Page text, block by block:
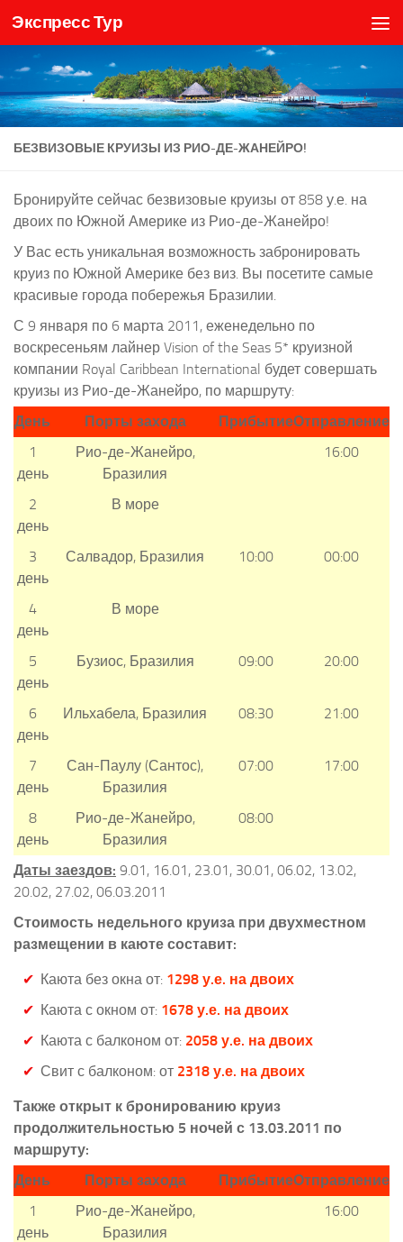
Skip to content
Экспресс Тур
БЕЗВИЗОВЫЕ КРУИЗЫ ИЗ РИО-ДЕ-ЖАНЕЙРО!
Бронируйте сейчас безвизовые круизы от 858 у.е. на
двоих по Южной Америке из Рио-де-Жанейро!
У Вас есть уникальная возможность забронировать
круиз по Южной Америке без виз. Вы посетите самые
красивые города побережья Бразилии.
С 9 января по 6 марта 2011, еженедельно по
воскресеньям лайнер Vision of the Seas 5* круизной
компании Royal Caribbean International будет совершать
круизы из Рио-де-Жанейро, по маршруту:
День
Порты захода ПрибытиеОтправление
1
день
Рио-де-Жанейро,
Бразилия
16:00
2
день
В море
3
день
Салвадор, Бразилия 10:00 00:00
4
день
В море
5
день
Бузиос, Бразилия 09:00 20:00
6
день
Ильхабела, Бразилия 08:30 21:00
7
день
Сан-Паулу (Сантос),
Бразилия
07:00 17:00
8
день
Рио-де-Жанейро,
Бразилия
08:00
Даты заездов: 9.01, 16.01, 23.01, 30.01, 06.02, 13.02,
20.02, 27.02, 06.03.2011
Стоимость недельного круиза при двухместном
размещении в каюте составит:
Каюта без окна от: 1298 у.е. на двоих
Каюта с окном от: 1678 у.е. на двоих
Каюта с балконом от: 2058 у.е. на двоих
Свит с балконом: от 2318 у.е. на двоих
Также открыт к бронированию круиз
продолжительностью 5 ночей с 13.03.2011 по
маршруту:
День
Порты захода ПрибытиеОтправление
1
день
Рио-де-Жанейро,
Бразилия
16:00